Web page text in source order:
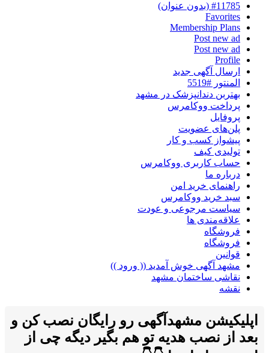
#11785 (بدون عنوان)
Favorites
Membership Plans
Post new ad
Post new ad
Profile
ارسال آگهی جدید
المنتور #5519
بهتربن دندانپزشک در مشهد
پرداخت ووکامرس
پروفایل
پلن‌های عضویت
پیشواز کسب و کار
تولیدی کیف
حساب کاربری ووکامرس
درباره ما
راهنمای خرید امن
سبد خرید ووکامرس
سیاست مرجوعی و عودت
علاقه‌مندی ها
فروشگاه
فروشگاه
قوانین
مشهد آگهی خوش آمدید (( ورود ))
نقاشی ساختمان مشهد
نقشه
اپلیکیشن مشهدآگهی رو رایگان نصب کن و
بعد از نصب هدیه تو هم بگیر دیگه چی از